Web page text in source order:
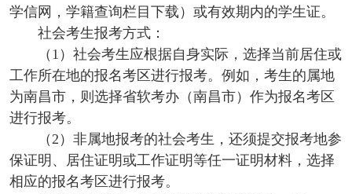
学信网，学籍查询栏目下载）或有效期内的学生证。
社会考生报考方式：
（1）社会考生应根据自身实际，选择当前居住或
工作所在地的报名考区进行报考。例如，考生的属地
为南昌市，则选择省软考办（南昌市）作为报名考区
进行报考。
（2）非属地报考的社会考生，还须提交报考地参
保证明、居住证明或工作证明等任一证明材料，选择
相应的报名考区进行报考。